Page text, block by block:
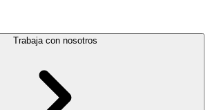
Trabaja con nosotros